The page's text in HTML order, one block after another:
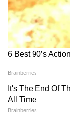
10
বর্তমান